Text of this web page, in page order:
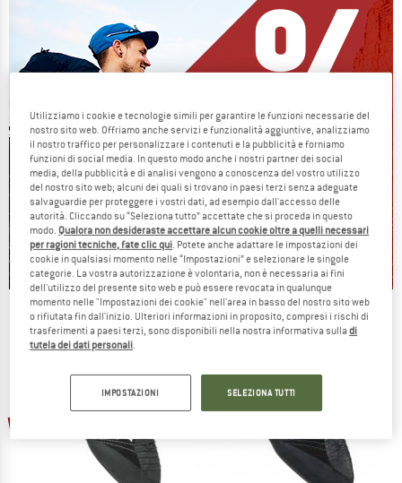
Our summer sale enters its next
phase
TO THE SALE
fino al 20% fino al 20%
Utilizziamo i cookie e tecnologie simili per garantire le funzioni necessarie del
nostro sito web. Offriamo anche servizi e funzionalità aggiuntive, analizziamo
il nostro traffico per personalizzare i contenuti e la pubblicità e forniamo
funzioni di social media. In questo modo anche i nostri partner dei social
media, della pubblicità e di analisi vengono a conoscenza del vostro utilizzo
del nostro sito web; alcuni dei quali si trovano in paesi terzi senza adeguate
salvaguardie per proteggere i vostri dati, ad esempio dall'accesso delle
autorità. Cliccando su “Seleziona tutto” accettate che si proceda in questo
modo. Qualora non desideraste accettare alcun cookie oltre a quelli necessari
per ragioni tecniche, fate clic qui. Potete anche adattare le impostazioni dei
cookie in qualsiasi momento nelle “Impostazioni” e selezionare le singole
categorie. La vostra autorizzazione è volontaria, non è necessaria ai fini
dell'utilizzo del presente sito web e può essere revocata in qualunque
momento nelle "Impostazioni dei cookie" nell'area in basso del nostro sito web
o rifiutata fin dall'inizio. Ulteriori informazioni in proposito, compresi i rischi di
trasferimenti a paesi terzi, sono disponibili nella nostra informativa sulladi
tutela dei dati personali.
IMPOSTAZIONI SELEZIONA TUTTI